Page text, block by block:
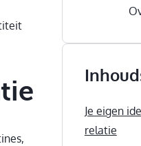
Je eigen
relatie